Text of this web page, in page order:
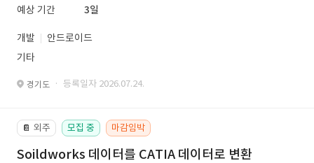
예상 기간
3일
개발
안드로이드
기타
경기도 · 등록일자 2026.07.24.
📔 외주 모집 중 마감임박
Soildworks 데이터를 CATIA 데이터로 변환